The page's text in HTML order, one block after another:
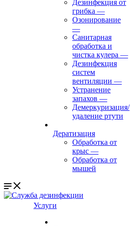
Дезинфекция от
грибка —
Озонирование
—
Санитарная
обработка и
чистка кулера —
Дезинфекция
систем
вентиляции —
Устранение
запахов —
Демеркуризация/
удаление ртути
Дератизация
Обработка от
крыс —
Обработка от
мышей
Услуги